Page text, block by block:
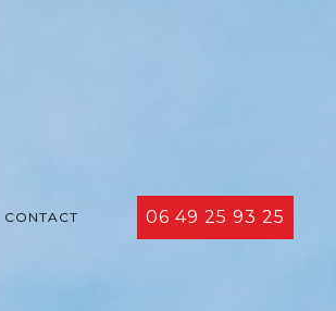
CONTACT 06 49 25 93 25